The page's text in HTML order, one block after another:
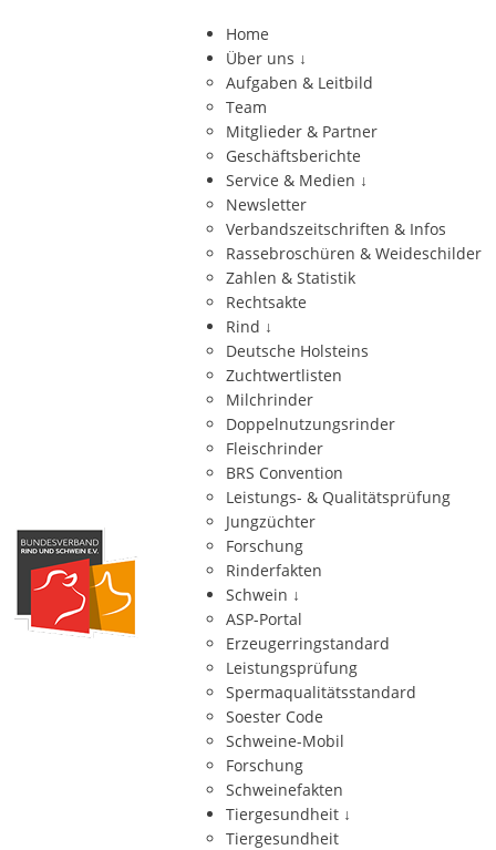
Home
Über uns ↓
Aufgaben & Leitbild
Team
Mitglieder & Partner
Geschäftsberichte
Service & Medien ↓
Newsletter
Verbandszeitschriften & Infos
Rassebroschüren & Weideschilder
Zahlen & Statistik
Rechtsakte
Rind ↓
Deutsche Holsteins
Zuchtwertlisten
Milchrinder
Doppelnutzungsrinder
Fleischrinder
BRS Convention
Leistungs- & Qualitätsprüfung
Jungzüchter
Forschung
Rinderfakten
Schwein ↓
ASP-Portal
Erzeugerringstandard
Leistungsprüfung
Spermaqualitätsstandard
Soester Code
Schweine-Mobil
Forschung
Schweinefakten
Tiergesundheit ↓
Tiergesundheit